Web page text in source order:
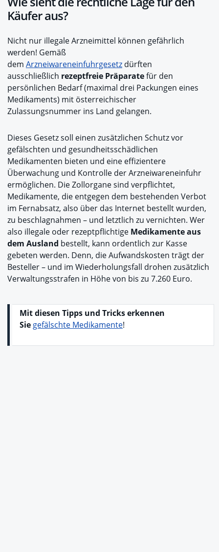
Käufer aus?
Nicht nur illegale Arzneimittel können gefährlich
werden! Gemäß
dem Arzneiwareneinfuhrgesetz dürften
ausschließlich rezeptfreie Präparatefür den
persönlichen Bedarf (maximal drei Packungen eines
Medikaments) mit österreichischer
Zulassungsnummer ins Land gelangen.
Dieses Gesetz soll einen zusätzlichen Schutz vor
gefälschten und gesundheitsschädlichen
Medikamenten bieten und eine effizientere
Überwachung und Kontrolle der Arzneiwareneinfuhr
ermöglichen. Die Zollorgane sind verpflichtet,
Medikamente, die entgegen dem bestehenden Verbot
im Fernabsatz, also über das Internet bestellt wurden,
zu beschlagnahmen – und letztlich zu vernichten. Wer
also illegale oder rezeptpflichtige Medikamente aus
dem Ausland bestellt, kann ordentlich zur Kasse
gebeten werden. Denn, die Aufwandskosten trägt der
Besteller – und im Wiederholungsfall drohen zusätzlich
Verwaltungsstrafen in Höhe von bis zu 7.260 Euro.
Mit diesen Tipps und Tricks erkennen
Sie gefälschte Medikamente!